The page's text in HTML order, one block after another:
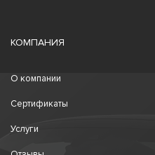
КОМПАНИЯ
О компании
Сертификаты
Услуги